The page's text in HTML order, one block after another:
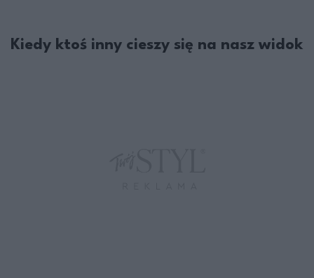
Kiedy ktoś inny cieszy się na nasz widok